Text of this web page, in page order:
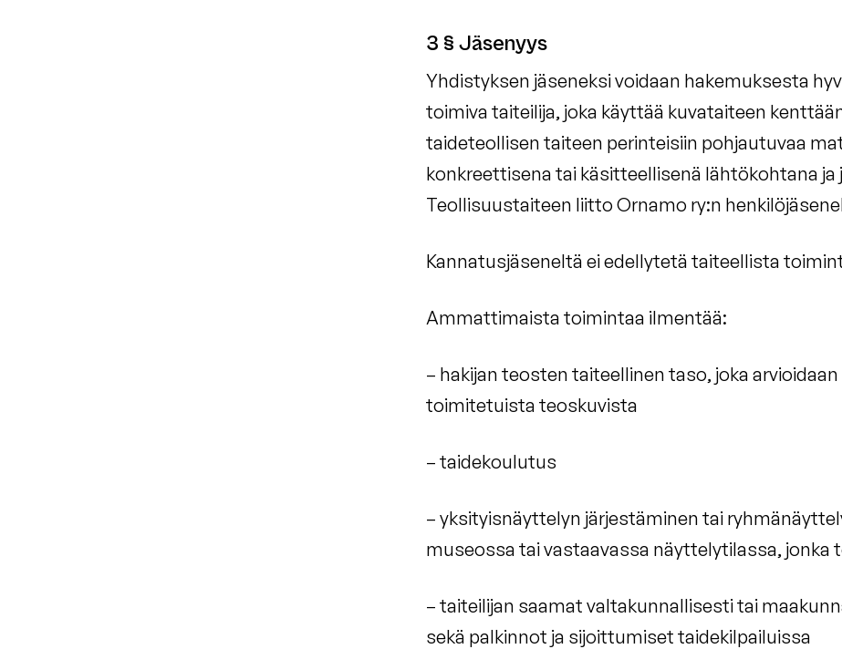
3 § Jäsenyys
Yhdistyksen jäseneksi voidaan hakemuksesta
toimiva taiteilija, joka käyttää kuvataiteen
taideteollisen taiteen perinteisiin pohjautuvaa
konkreettisena tai käsitteellisenä lähtökohtana ja
Teollisuustaiteen liitto Ornamo ry:n
Kannatusjäseneltä ei edellytetä taiteellista
Ammattimaista toimintaa ilmentää:
– hakijan teosten taiteellinen taso, joka
toimitetuista teoskuvista
– taidekoulutus
– yksityisnäyttelyn järjestäminen tai
museossa tai vastaavassa näyttelytilassa,
– taiteilijan saamat valtakunnallisesti tai
sekä palkinnot ja sijoittumiset taidekilpailuissa